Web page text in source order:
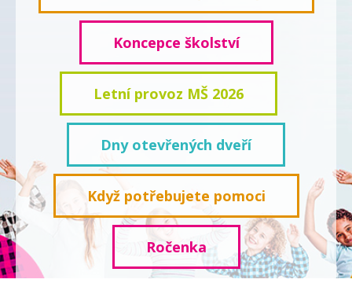
Koncepce školství
Letní provoz MŠ 2026
Dny otevřených dveří
Když potřebujete pomoci
Ročenka